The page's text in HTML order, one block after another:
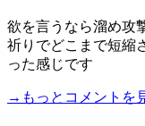
欲を言うなら溜め攻
祈りでどこまで短縮
った感じです
→もっとコメントを